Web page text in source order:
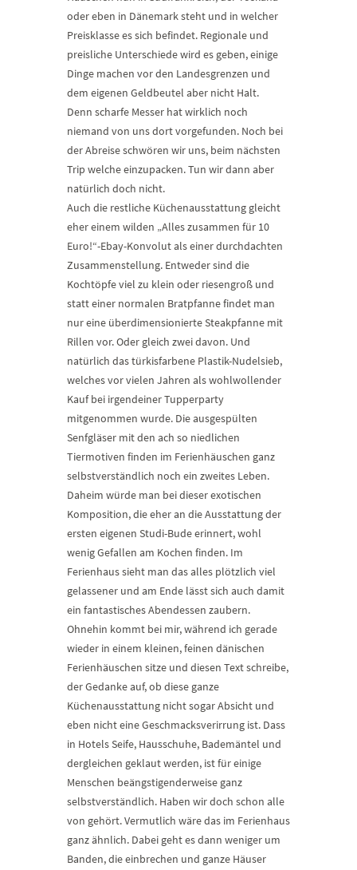
oder eben in Dänemark steht und in welcher
Preisklasse es sich befindet. Regionale und
preisliche Unterschiede wird es geben, einige
Dinge machen vor den Landesgrenzen und
dem eigenen Geldbeutel aber nicht Halt.
Denn scharfe Messer hat wirklich noch
niemand von uns dort vorgefunden. Noch bei
der Abreise schwören wir uns, beim nächsten
Trip welche einzupacken. Tun wir dann aber
natürlich doch nicht.
Auch die restliche Küchenausstattung gleicht
eher einem wilden „Alles zusammen für 10
Euro!“-Ebay-Konvolut als einer durchdachten
Zusammenstellung. Entweder sind die
Kochtöpfe viel zu klein oder riesengroß und
statt einer normalen Bratpfanne findet man
nur eine überdimensionierte Steakpfanne mit
Rillen vor. Oder gleich zwei davon. Und
natürlich das türkisfarbene Plastik-Nudelsieb,
welches vor vielen Jahren als wohlwollender
Kauf bei irgendeiner Tupperparty
mitgenommen wurde. Die ausgespülten
Senfgläser mit den ach so niedlichen
Tiermotiven finden im Ferienhäuschen ganz
selbstverständlich noch ein zweites Leben.
Daheim würde man bei dieser exotischen
Komposition, die eher an die Ausstattung der
ersten eigenen Studi-Bude erinnert, wohl
wenig Gefallen am Kochen finden. Im
Ferienhaus sieht man das alles plötzlich viel
gelassener und am Ende lässt sich auch damit
ein fantastisches Abendessen zaubern.
Ohnehin kommt bei mir, während ich gerade
wieder in einem kleinen, feinen dänischen
Ferienhäuschen sitze und diesen Text schreibe,
der Gedanke auf, ob diese ganze
Küchenausstattung nicht sogar Absicht und
eben nicht eine Geschmacksverirrung ist. Dass
in Hotels Seife, Hausschuhe, Bademäntel und
dergleichen geklaut werden, ist für einige
Menschen beängstigenderweise ganz
selbstverständlich. Haben wir doch schon alle
von gehört. Vermutlich wäre das im Ferienhaus
ganz ähnlich. Dabei geht es dann weniger um
Banden, die einbrechen und ganze Häuser